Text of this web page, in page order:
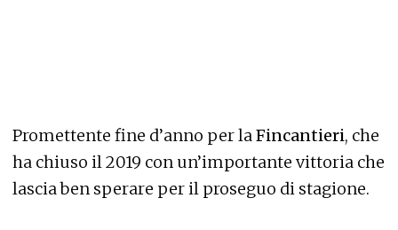
Promettente fine d’anno per laFincantieri, che
ha chiuso il 2019 con un’importante vittoria che
lascia ben sperare per il proseguo di stagione.